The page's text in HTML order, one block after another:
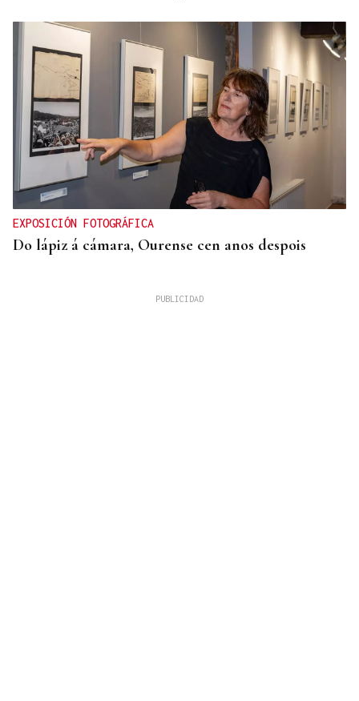
EXPOSICIÓN FOTOGRÁFICA
Do lápiz á cámara, Ourense cen anos despois